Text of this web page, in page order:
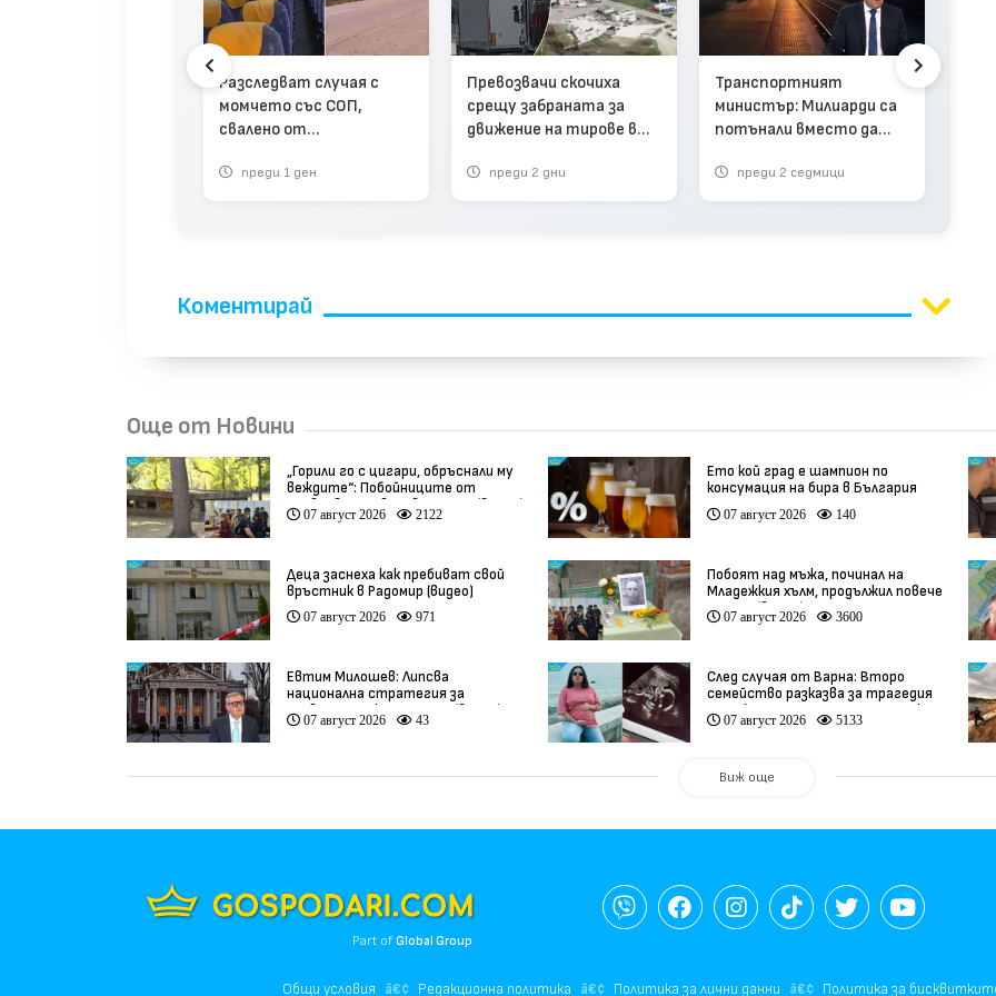
Разследват случая с
момчето със СОП,
свалено от
Плевенско (видео)
преди 1 ден
Превозвачи скочиха
срещу забраната за
движение на тирове в
преди 2 дни
Транспортният
министър: Милиарди са
потънали вместо да
преди 2 седмици
Коментирай
Още от Новини
„Горили го с цигари, обръснали му
веждите“: Побойниците от
Пловдив остават в ареста (видео)
07 август 2026 2122
Ето кой град е шампион по
консумация на бира в България
07 август 2026 140
Деца заснеха как пребиват свой
връстник в Радомир (видео)
07 август 2026 971
Побоят над мъжа, починал на
Младежкия хълм, продължил повече
от час (видео)
07 август 2026 3600
Евтим Милошев: Липсва
национална стратегия за
развитие на културата (видео)
07 август 2026 43
След случая от Варна: Второ
семейство разказва за трагедия
след бременност при същия лекар
(видео)
07 август 2026 5133
Виж още
Part ofGlobal Group
Общи условия Редакционна политика Политика за лични данни Политика за